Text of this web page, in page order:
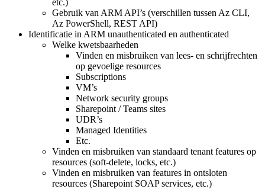
Gebruik van ARM API’s (verschillen tussen Az CLI,
Az PowerShell, REST API)
Identificatie in ARM unauthenticated en authenticated
Welke kwetsbaarheden
Vinden en misbruiken van lees- en schrijfrechten
op gevoelige resources
Subscriptions
VM’s
Network security groups
Sharepoint / Teams sites
UDR’s
Managed Identities
Etc.
Vinden en misbruiken van standaard tenant features op
resources (soft-delete, locks, etc.)
Vinden en misbruiken van features in ontsloten
resources (Sharepoint SOAP services, etc.)